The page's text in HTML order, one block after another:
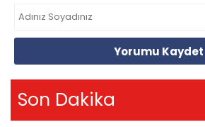
Yorumu Kaydet
Son Dakika